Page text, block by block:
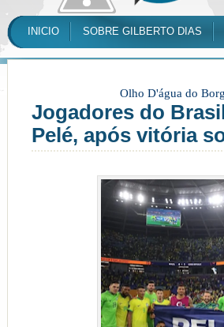
INICIO SOBRE GILBERTO DIAS
Olho D'água do
Jogadores do
Pelé, após vitória